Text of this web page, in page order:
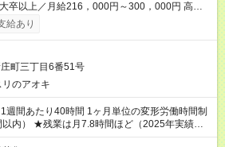
卒以上／月給216，000円～300，000円 高卒
，000円 ★エリア手当（石川県、
、岐阜県、群馬県、茨城県 月1万円）を会社規
者への月1万円支給を含む（実務経験がない方
※ただし、短時間勤務・早番固定社員は当社
＝ ★職務給制
入アップ！ 職務内容に応じて給与が支払わ
役職に就いた時点で年収がUPする制度です。
社3年目で店長に就いています。 昇格すると、
給あり
町三丁目6番51号
のアオキ
週間あたり40時間 1ヶ月単位の変形労働時間制
以内） ★残業は月7.8時間ほど（2025年実績）
時間＞ 9時～22時 ※勤務時間は店舗により異